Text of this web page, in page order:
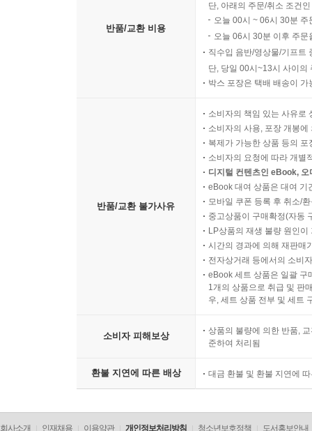
반품/교환 비용
단, 아래의 주문/취소 조건
오늘 00시 ~ 06시 30분
오늘 06시 30분 이후 주
직수입 음반/영상물/기프트
단, 당일 00시~13시 사이의
박스 포장은 택배 배송이
반품/교환 불가사유
소비자의 책임 있는 사유로
소비자의 사용, 포장 개봉
복제가 가능한 상품 등의
소비자의 요청에 따라 개별
디지털 컨텐츠인 eBook,
eBook 대여 상품은 대여 기
모바일 쿠폰 등록 후 취소/
중고상품이 구매확정(자동
LP상품의 재생 불량 원인
시간의 경과에 의해 재판매
전자상거래 등에서의 소비
eBook 세트 상품은 일괄 구
1개의 상품으로 취급 및 판
우, 세트 상품 전부 및 세트
소비자 피해보상
상품의 불량에 의한 반품,
준하여 처리됨
환불 지연에 따른 배상 대금 환불 및 환불 지연에
회사소개 인재채용 이용약관 개인정보처리방침 청소년보호정책 도서홍보안내